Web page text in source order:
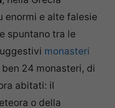
enormi e alte falesie
spuntano tra le
monasteri
24 monasteri, di
abitati: il
o della